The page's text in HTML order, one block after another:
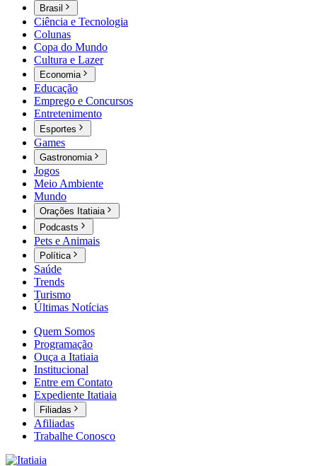
Brasil
Ciência e Tecnologia
Colunas
Copa do Mundo
Cultura e Lazer
Economia
Educação
Emprego e Concursos
Entretenimento
Esportes
Games
Gastronomia
Jogos
Meio Ambiente
Mundo
Orações Itatiaia
Podcasts
Pets e Animais
Política
Saúde
Trends
Turismo
Últimas Notícias
Quem Somos
Programação
Ouça a Itatiaia
Institucional
Entre em Contato
Expediente Itatiaia
Filiadas
Afiliadas
Trabalhe Conosco